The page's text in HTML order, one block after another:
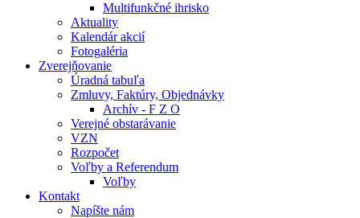
Multifunkčné ihrisko
Aktuality
Kalendár akcií
Fotogaléria
Zverejňovanie
Úradná tabuľa
Zmluvy, Faktúry, Objednávky
Archív - F Z O
Verejné obstarávanie
VZN
Rozpočet
Voľby a Referendum
Voľby
Kontakt
Napíšte nám